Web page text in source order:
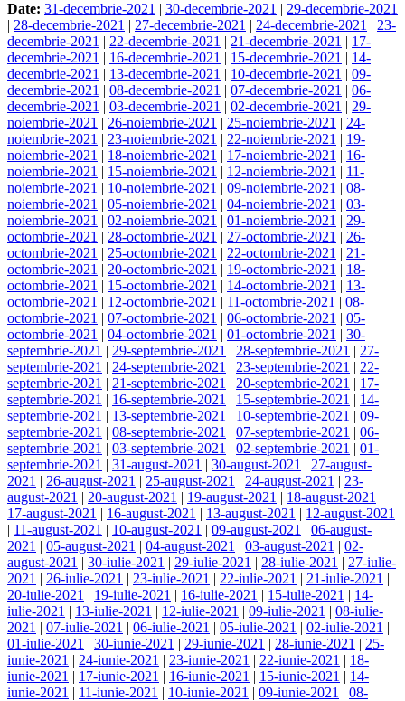
Date: 31-decembrie-2021 | 30-decembrie-2021 | 29-decembrie-2021
| 28-decembrie-2021 | 27-decembrie-2021 | 24-decembrie-2021 | 23-
decembrie-2021 | 22-decembrie-2021 | 21-decembrie-2021 | 17-
decembrie-2021 | 16-decembrie-2021 | 15-decembrie-2021 | 14-
decembrie-2021 | 13-decembrie-2021 | 10-decembrie-2021 | 09-
decembrie-2021 | 08-decembrie-2021 | 07-decembrie-2021 | 06-
decembrie-2021 | 03-decembrie-2021 | 02-decembrie-2021 | 29-
noiembrie-2021 | 26-noiembrie-2021 | 25-noiembrie-2021 | 24-
noiembrie-2021 | 23-noiembrie-2021 | 22-noiembrie-2021 | 19-
noiembrie-2021 | 18-noiembrie-2021 | 17-noiembrie-2021 | 16-
noiembrie-2021 | 15-noiembrie-2021 | 12-noiembrie-2021 | 11-
noiembrie-2021 | 10-noiembrie-2021 | 09-noiembrie-2021 | 08-
noiembrie-2021 | 05-noiembrie-2021 | 04-noiembrie-2021 | 03-
noiembrie-2021 | 02-noiembrie-2021 | 01-noiembrie-2021 | 29-
octombrie-2021 | 28-octombrie-2021 | 27-octombrie-2021 | 26-
octombrie-2021 | 25-octombrie-2021 | 22-octombrie-2021 | 21-
octombrie-2021 | 20-octombrie-2021 | 19-octombrie-2021 | 18-
octombrie-2021 | 15-octombrie-2021 | 14-octombrie-2021 | 13-
octombrie-2021 | 12-octombrie-2021 | 11-octombrie-2021 | 08-
octombrie-2021 | 07-octombrie-2021 | 06-octombrie-2021 | 05-
octombrie-2021 | 04-octombrie-2021 | 01-octombrie-2021 | 30-
septembrie-2021 | 29-septembrie-2021 | 28-septembrie-2021 | 27-
septembrie-2021 | 24-septembrie-2021 | 23-septembrie-2021 | 22-
septembrie-2021 | 21-septembrie-2021 | 20-septembrie-2021 | 17-
septembrie-2021 | 16-septembrie-2021 | 15-septembrie-2021 | 14-
septembrie-2021 | 13-septembrie-2021 | 10-septembrie-2021 | 09-
septembrie-2021 | 08-septembrie-2021 | 07-septembrie-2021 | 06-
septembrie-2021 | 03-septembrie-2021 | 02-septembrie-2021 | 01-
septembrie-2021 | 31-august-2021 | 30-august-2021 | 27-august-
2021 | 26-august-2021 | 25-august-2021 | 24-august-2021 | 23-
august-2021 | 20-august-2021 | 19-august-2021 | 18-august-2021 |
17-august-2021 | 16-august-2021 | 13-august-2021 | 12-august-2021
| 11-august-2021 | 10-august-2021 | 09-august-2021 | 06-august-
2021 | 05-august-2021 | 04-august-2021 | 03-august-2021 | 02-
august-2021 | 30-iulie-2021 | 29-iulie-2021 | 28-iulie-2021 | 27-iulie-
2021 | 26-iulie-2021 | 23-iulie-2021 | 22-iulie-2021 | 21-iulie-2021 |
20-iulie-2021 | 19-iulie-2021 | 16-iulie-2021 | 15-iulie-2021 | 14-
iulie-2021 | 13-iulie-2021 | 12-iulie-2021 | 09-iulie-2021 | 08-iulie-
2021 | 07-iulie-2021 | 06-iulie-2021 | 05-iulie-2021 | 02-iulie-2021 |
01-iulie-2021 | 30-iunie-2021 | 29-iunie-2021 | 28-iunie-2021 | 25-
iunie-2021 | 24-iunie-2021 | 23-iunie-2021 | 22-iunie-2021 | 18-
iunie-2021 | 17-iunie-2021 | 16-iunie-2021 | 15-iunie-2021 | 14-
iunie-2021 | 11-iunie-2021 | 10-iunie-2021 | 09-iunie-2021 | 08-